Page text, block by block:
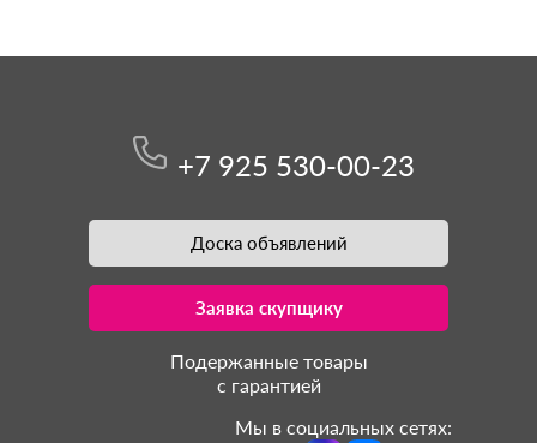
+7 925 530-00-23
Доска объявлений
Заявка скупщику
Подержанные товары
с гарантией
Мы в социальных сетях: